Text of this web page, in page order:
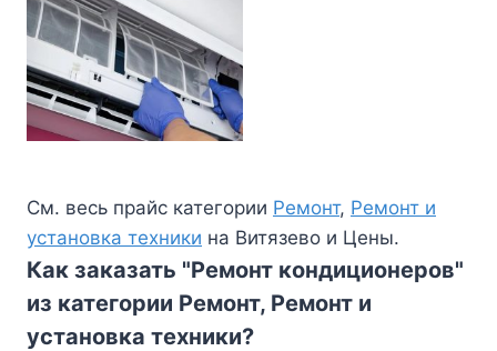
См. весь прайс категории Ремонт, Ремонт и
установка техники на Витязево и Цены.
Как заказать "Ремонт кондиционеров"
из категории Ремонт, Ремонт и
установка техники?